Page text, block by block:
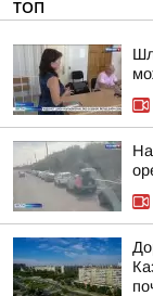
ТОП